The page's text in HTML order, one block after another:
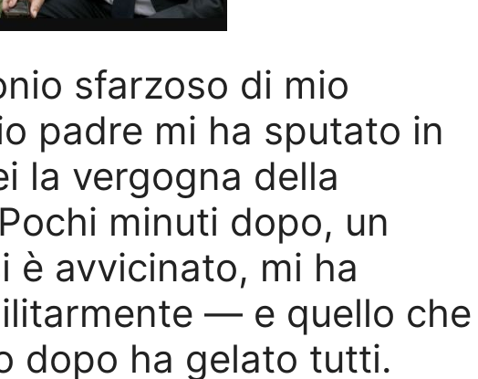
sfarzoso di mio
padre mi ha sputato in
la vergogna della
minuti dopo, un
è avvicinato, mi ha
— e quello che
dopo ha gelato tutti.